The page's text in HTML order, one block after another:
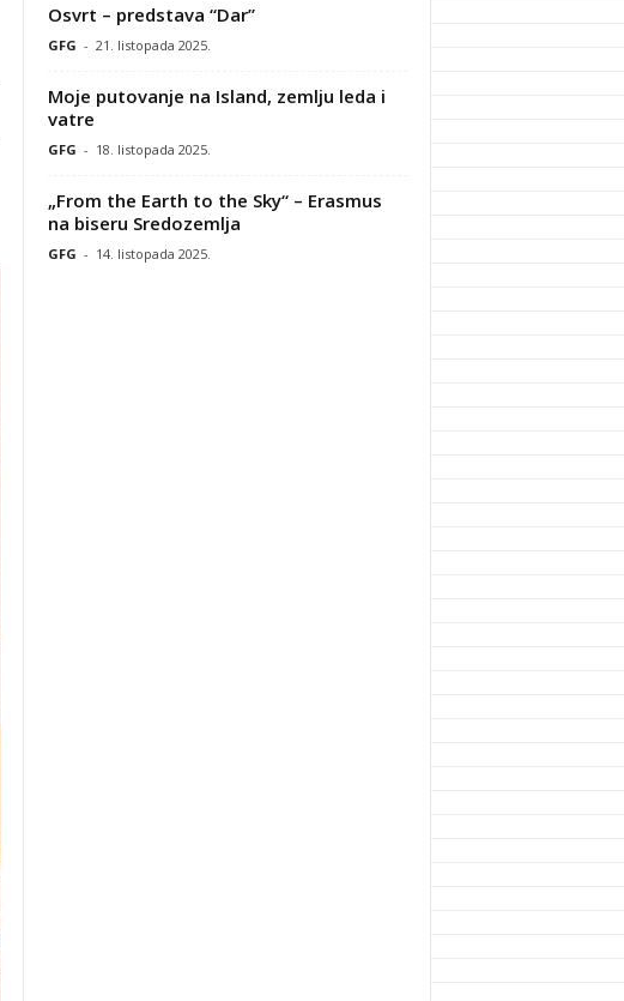
Osvrt – predstava “Dar”
GFG - 21. listopada 2025.
Moje putovanje na Island, zemlju leda i
vatre
GFG - 18. listopada 2025.
„From the Earth to the Sky“ – Erasmus
na biseru Sredozemlja
GFG - 14. listopada 2025.